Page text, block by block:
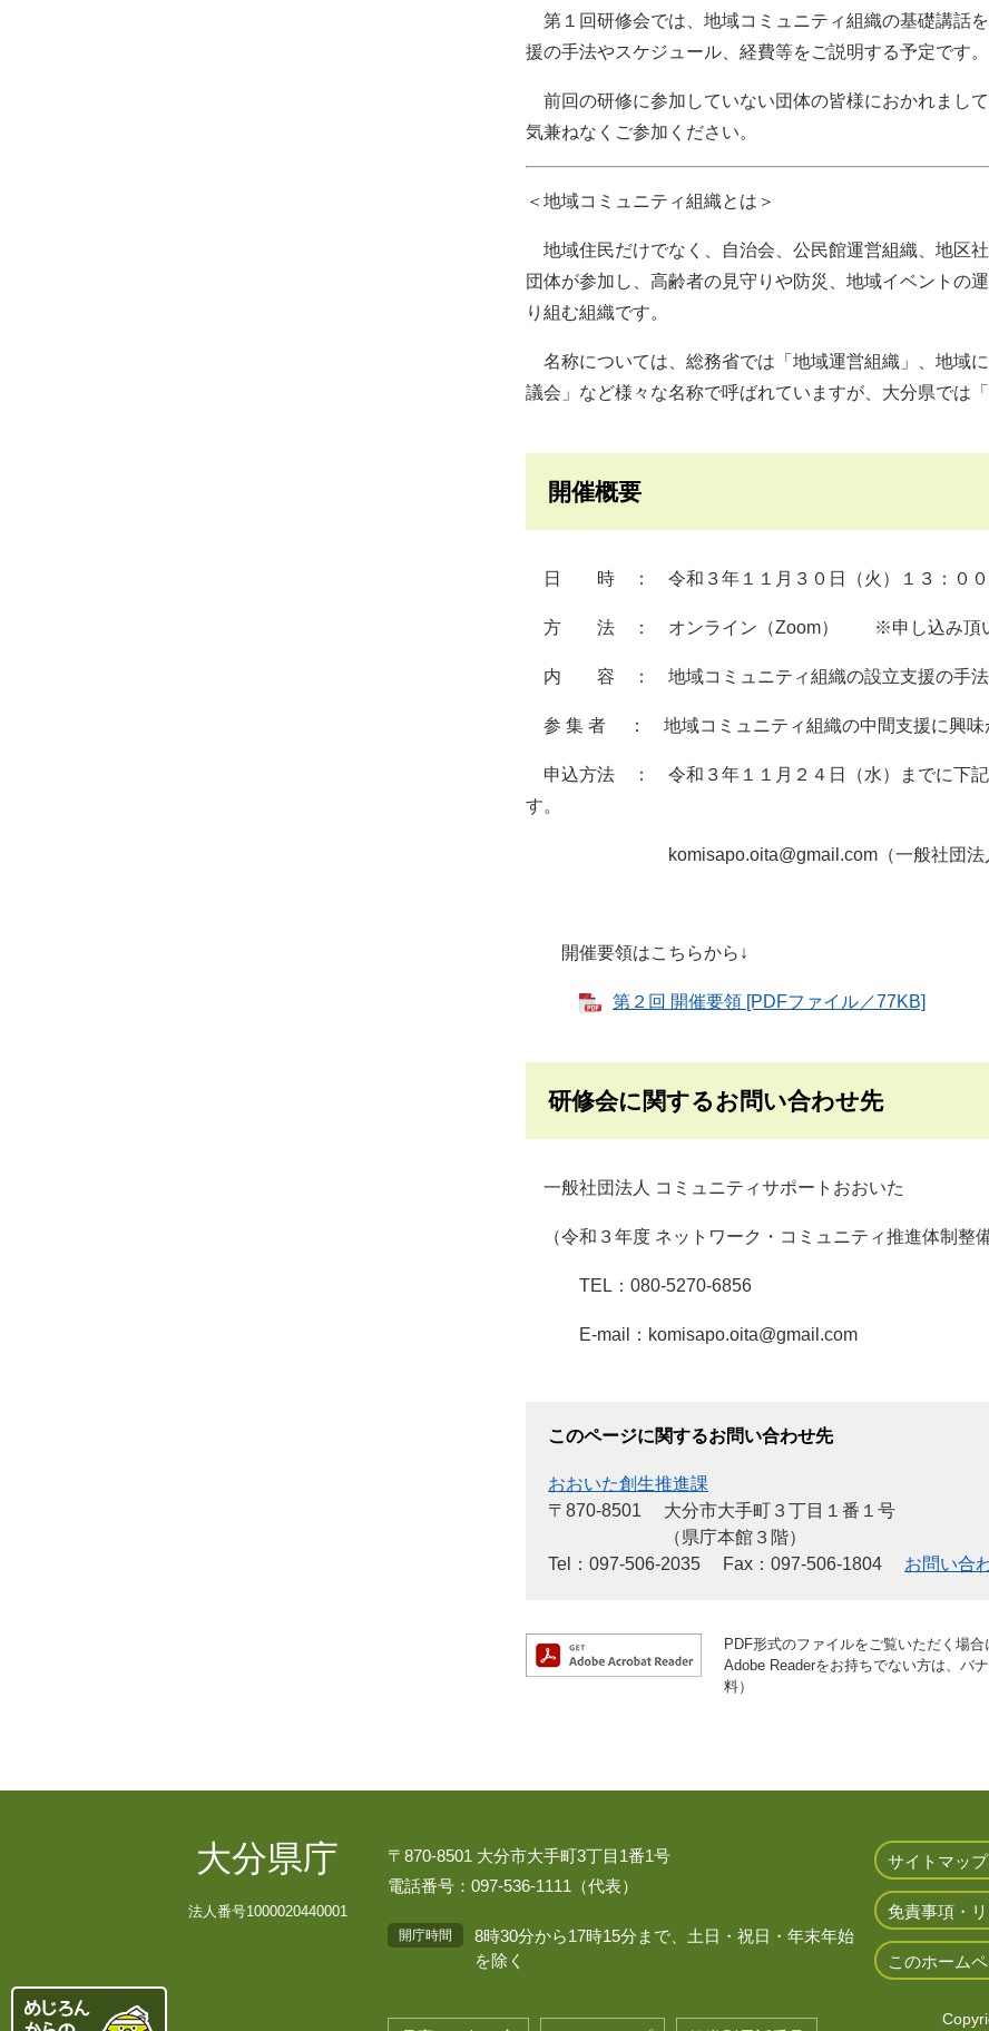
第１回研修会では、地域コミュニティ組織の基礎講話
援の手法やスケジュール、経費等をご説明する予定です。
前回の研修に参加していない団体の皆様におかれまし
気兼ねなくご参加ください。
＜地域コミュニティ組織とは＞
地域住民だけでなく、自治会、公民館運営組織、地区
団体が参加し、高齢者の見守りや防災、地域イベントの
り組む組織です。
名称については、総務省では「地域運営組織」、地域
議会」など様々な名称で呼ばれていますが、大分県では
開催概要
日 時 ： 令和３年１１月３０日（火）１３：００
方 法 ： オンライン（Zoom） ※申し込み頂いた
内 容 ： 地域コミュニティ組織の設立支援の手法
参 集 者 ： 地域コミュニティ組織の中間支援に興味
申込方法 ： 令和３年１１月２４日（水）までに下記
す。
komisapo.oita@gmail.com（一般社団法人コ
開催要領はこちらから↓
第２回 開催要領 [PDFファイル／77KB]
研修会に関するお問い合わせ先
一般社団法人 コミュニティサポートおおいた
（令和３年度 ネットワーク・コミュニティ推進体制整
TEL：080-5270-6856
E-mail：komisapo.oita@gmail.com
このページに関するお問い合わせ先
おおいた創生推進課
〒870-8501
大分市大手町３丁目１番１号
（県庁本館３階）
Tel：097-506-2035
Fax：097-506-1804 お問い合
PDF形式のファイルをご覧いただく場
Adobe Readerをお持ちでない方は、バ
料）
大分県庁
法人番号1000020440001
〒870-8501 大分市大手町3丁目1番1号
電話番号：097-536-1111（代表）
開庁時間
8時30分から17時15分まで、土日・祝日・年末年始
を除く
サイトマップ
免責事項・
このホーム